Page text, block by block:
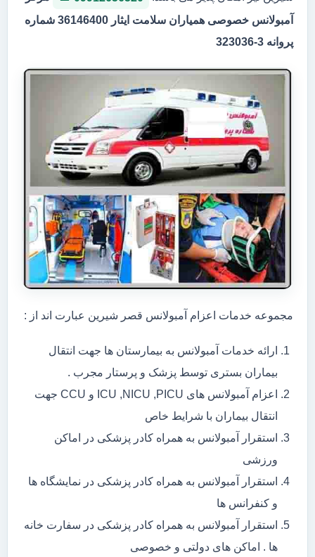
آمبولانس خصوصی همیاران سلامت ایثار 36146400 شماره
پروانه 3-323036
مجموعه خدمات اعزام آمبولانس قصر شیرین عبارت اند از :
ارائه خدمات آمبولانس به بیمارستان ها جهت انتقال
بیماران بستری توسط پزشک و پرستار مجرب .
اعزام آمبولانس های ICU ,NICU ,PICU و CCU جهت
انتقال بیماران با شرایط خاص
استقرار آمبولانس به همراه کادر پزشکی در اماکن
ورزشی
استقرار آمبولانس به همراه کادر پزشکی در نمایشگاه ها
و کنفرانس ها
استقرار آمبولانس به همراه کادر پزشکی در سفارت خانه
ها . اماکن های دولتی و خصوصی